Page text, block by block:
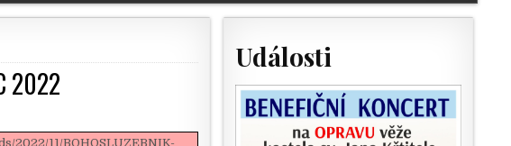
2022
2022/11/BOHOSLUZEBNIK-
Události